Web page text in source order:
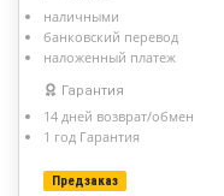
Предзаказ
наличными
банковский перевод
наложенный платеж
Гарантия
14 дней возврат/обмен
1 год Гарантия